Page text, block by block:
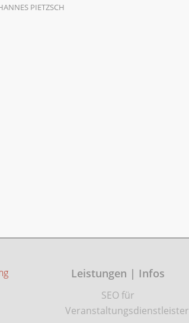
PIETZSCH
Leistungen | Infos
SEO für
Veranstaltungsdienstleister